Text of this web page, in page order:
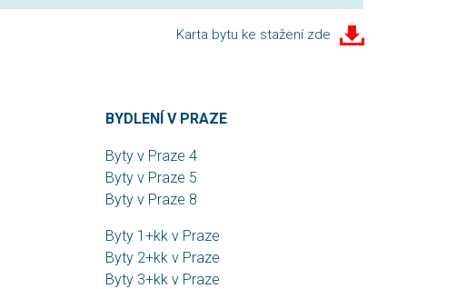
Karta bytu ke stažení zde
BYDLENÍ V PRAZE
Byty v Praze 4
Byty v Praze 5
Byty v Praze 8
Byty 1+kk v Praze
Byty 2+kk v Praze
Byty 3+kk v Praze